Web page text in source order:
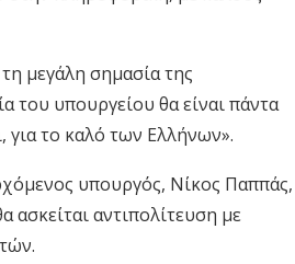
μεγάλη σημασία της
του υπουργείου θα είναι πάντα
για το καλό των Ελλήνων».
υπουργός, Νίκος Παππάς,
αντιπολίτευση με